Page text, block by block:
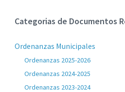
Categorias de Documentos
Ordenanzas Municipales
Ordenanzas 2025-2026
Ordenanzas 2024-2025
Ordenanzas 2023-2024